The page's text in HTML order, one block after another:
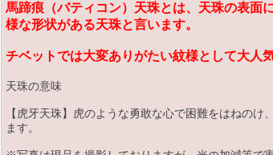
馬蹄痕（バティコン）天珠とは、天珠の表面
様な形状がある天珠と言います。
チベットでは大変ありがたい紋様として大人
天珠の意味
【虎牙天珠】虎のような勇敢な心で困難をはねのけ
ます。